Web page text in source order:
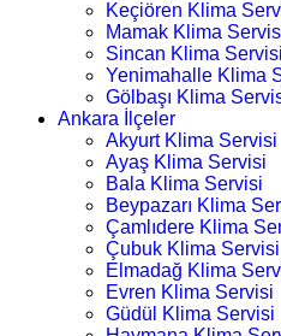
Keçiören Klima
Mamak Klima
Sincan Klima Servisi
Yenimahalle Klima
Gölbaşı Klima
Ankara İlçeler
Akyurt Klima Servisi
Ayaş Klima Servisi
Bala Klima Servisi
Beypazarı Klima
Çamlıdere Klima
Çubuk Klima Servisi
Elmadağ Klima
Evren Klima Servisi
Güdül Klima Servisi